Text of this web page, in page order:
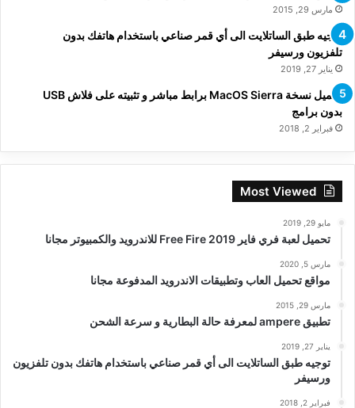
مارس 29, 2015
توجيه طبق الساتلايت الى أي قمر صناعي باستخدام هاتفك بدون
تلفزيون ورسيفر
يناير 27, 2019
تحميل نسخة MacOS Sierra برابط مباشر و تثبيته على فلاش USB
بدون برامج
فبراير 2, 2018
Most Viewed
مايو 29, 2019
تحميل لعبة فري فاير Free Fire 2019 للاندرويد والكمبيوتر مجانا
مارس 5, 2020
مواقع تحميل العاب وتطبيقات الاندرويد المدفوعة مجانا
مارس 29, 2015
تطبيق ampere لمعرفة حالة البطارية و سرعة الشحن
يناير 27, 2019
توجيه طبق الساتلايت الى أي قمر صناعي باستخدام هاتفك بدون تلفزيون
ورسيفر
فبراير 2, 2018